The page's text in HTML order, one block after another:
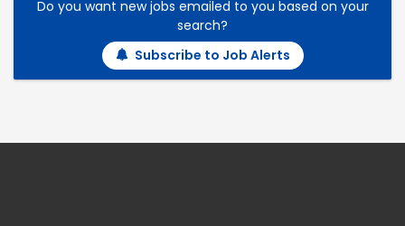
Do you want new jobs emailed to you based on your
search?
Subscribe to Job Alerts